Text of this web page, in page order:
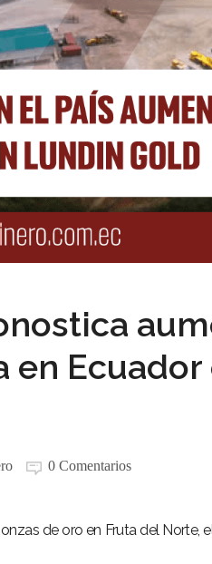
Ecuador
0 Comentarios
de oro en Fruta del Norte,